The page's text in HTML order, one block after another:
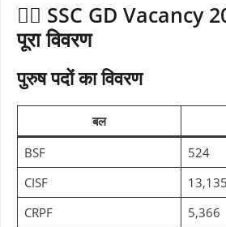
👮‍♂️ SSC GD Vacancy
पूरा विवरण
पुरुष पदों का विवरण
बल
BSF
524
CISF
13,135
CRPF
5,366